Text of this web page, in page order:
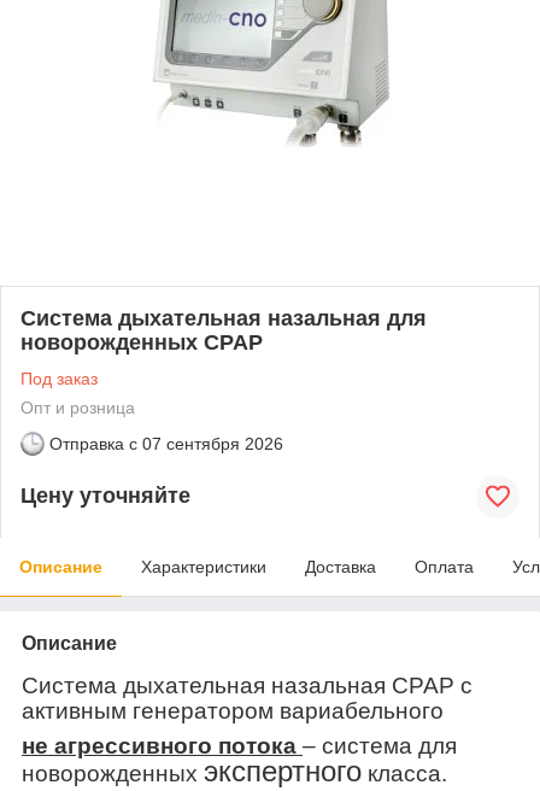
Система дыхательная назальная для
новорожденных CPAP
Под заказ
Опт и розница
Отправка с 07 сентября 2026
Цену уточняйте
Описание Характеристики Доставка Оплата
Описание
Система дыхательная назальная СРАР с
активным генератором вариабельного
не агрессивного потока – система для
новорожденных экспертного класса.